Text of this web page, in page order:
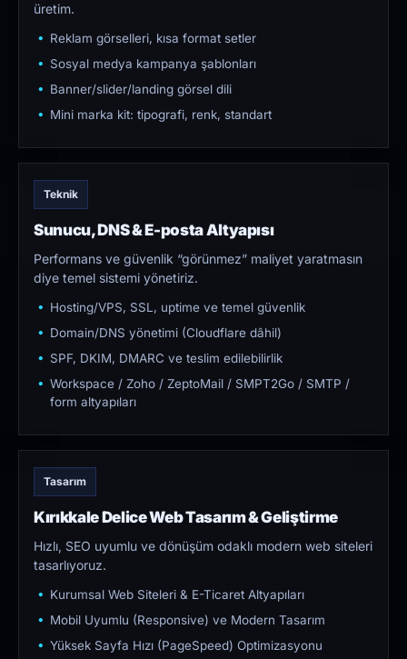
üretim.
Reklam görselleri, kısa format setler
Sosyal medya kampanya şablonları
Banner/slider/landing görsel dili
Mini marka kit: tipografi, renk, standart
Teknik
Sunucu, DNS & E-posta Altyapısı
Performans ve güvenlik “görünmez” maliyet yaratmasın
diye temel sistemi yönetiriz.
Hosting/VPS, SSL, uptime ve temel güvenlik
Domain/DNS yönetimi (Cloudflare dâhil)
SPF, DKIM, DMARC ve teslim edilebilirlik
Workspace / Zoho / ZeptoMail / SMPT2Go / SMTP /
form altyapıları
Tasarım
Kırıkkale Delice Web Tasarım & Geliştirme
Hızlı, SEO uyumlu ve dönüşüm odaklı modern web siteleri
tasarlıyoruz.
Kurumsal Web Siteleri & E-Ticaret Altyapıları
Mobil Uyumlu (Responsive) ve Modern Tasarım
Yüksek Sayfa Hızı (PageSpeed) Optimizasyonu